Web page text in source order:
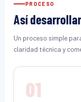
PROCESO
Así
Un proceso simple
claridad técnica y
01